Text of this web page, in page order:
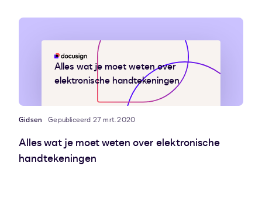
Alles wat je moet weten over
elektronische handtekeningen
Gidsen Gepubliceerd 27 mrt. 2020
Alles wat je moet weten over elektronische
handtekeningen